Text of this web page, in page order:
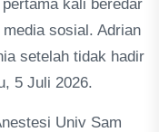
kali beredar
sosial. Adrian
setelah tidak hadir
5 Juli 2026.
Univ Sam